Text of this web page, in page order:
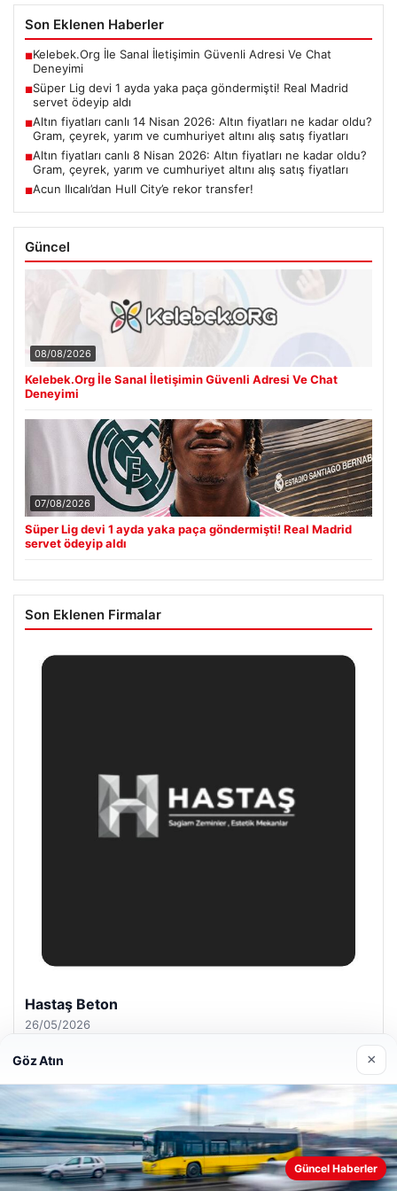
Son Eklenen Haberler
■Kelebek.Org İle Sanal İletişimin Güvenli Adresi Ve Chat
Deneyimi
■Süper Lig devi 1 ayda yaka paça göndermişti! Real Madrid
servet ödeyip aldı
■Altın fiyatları canlı 14 Nisan 2026: Altın fiyatları ne kadar oldu?
Gram, çeyrek, yarım ve cumhuriyet altını alış satış fiyatları
■Altın fiyatları canlı 8 Nisan 2026: Altın fiyatları ne kadar oldu?
Gram, çeyrek, yarım ve cumhuriyet altını alış satış fiyatları
■Acun Ilıcalı’dan Hull City’e rekor transfer!
Güncel
08/08/2026
Kelebek.Org İle Sanal İletişimin Güvenli Adresi Ve Chat
Deneyimi
07/08/2026
Süper Lig devi 1 ayda yaka paça göndermişti! Real Madrid
servet ödeyip aldı
Son Eklenen Firmalar
Hastaş Beton
26/05/2026
© 2026 Hasix.org – Güncel Haberler
Web sitemizi nasıl kullandığınızı daha iyi anlayabilmek,
Göz Atın ×
Güncel Haberler